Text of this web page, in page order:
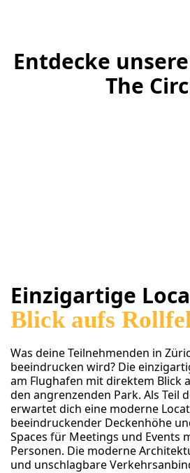
Ent­de­cke
The
Einzigartige
Blick aufs
Was deine Teilnehmenden in
beeindrucken wird? Die
am Flughafen mit direktem Blick
den angrenzenden Park. Als Teil
erwartet dich eine moderne
beeindruckender Deckenhöhe
Spaces für Meetings und Events
Personen. Die moderne
und unschlagbare